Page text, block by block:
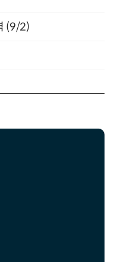
(9/2)